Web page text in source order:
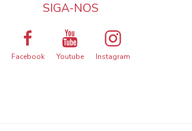
SIGA-NOS
Facebook Youtube Instagram